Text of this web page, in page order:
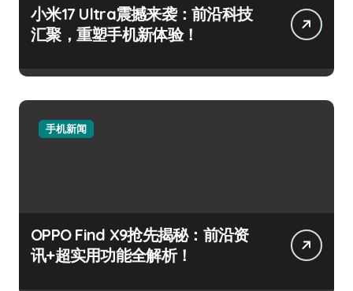
小米17 Ultra震撼来袭：前沿科技
汇聚，重塑手机新体验！
手机新闻
OPPO Find X9抢先揭秘：前沿资
讯+超实用功能全解析！